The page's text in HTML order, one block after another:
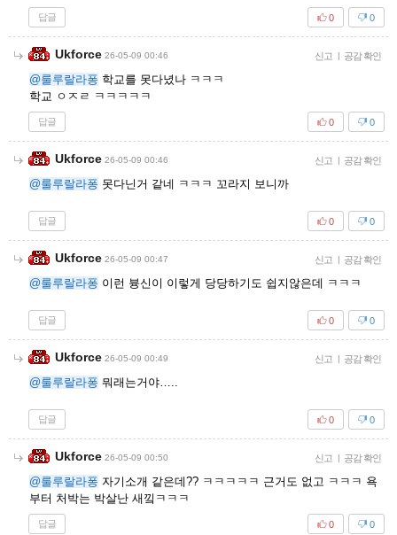
답글 0
0
Ukforce 26-05-09 00:46 신고 | 공감 확인
@룰루랄라퐁 학교를 못다녔나 ㅋㅋㅋ
학교 ㅇㅈㄹ ㅋㅋㅋㅋㅋ
답글 0
0
Ukforce 26-05-09 00:46 신고 | 공감 확인
@룰루랄라퐁 못다닌거 같네 ㅋㅋㅋ 꼬라지 보니까
답글 0
0
Ukforce 26-05-09 00:47 신고 | 공감 확인
@룰루랄라퐁 이런 븅신이 이렇게 당당하기도 쉽지않은데 ㅋㅋㅋ
답글 0
0
Ukforce 26-05-09 00:49 신고 | 공감 확인
@룰루랄라퐁 뭐래는거야…..
답글 0
0
Ukforce 26-05-09 00:50 신고 | 공감 확인
@룰루랄라퐁 자기소개 같은데?? ㅋㅋㅋㅋㅋ 근거도 없고 ㅋㅋㅋ 욕
부터 처박는 박살난 새낔ㅋㅋㅋ
답글 0
0